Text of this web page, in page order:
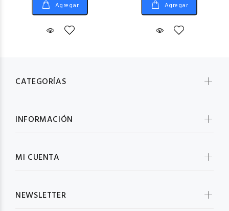
Agregar Agregar
CATEGORÍAS
INFORMACIÓN
MI CUENTA
NEWSLETTER